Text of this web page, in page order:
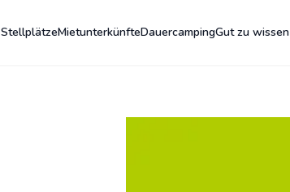
StellplätzeMietunterkünfteDauercampingGut zu wissen